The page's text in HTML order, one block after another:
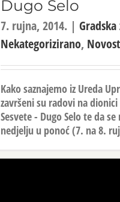
Dugo Selo
7. rujna, 2014. |
Nekategorizirano,
Kako saznajemo iz Ureda
završeni su radovi na
Sesvete - Dugo Selo te da
nedjelju u ponoć (7. na 8.